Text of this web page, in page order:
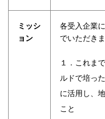
ミッシ
ョン
各受入企業
でいただきま
１．これま
ルドで培っ
に活用し、
こと